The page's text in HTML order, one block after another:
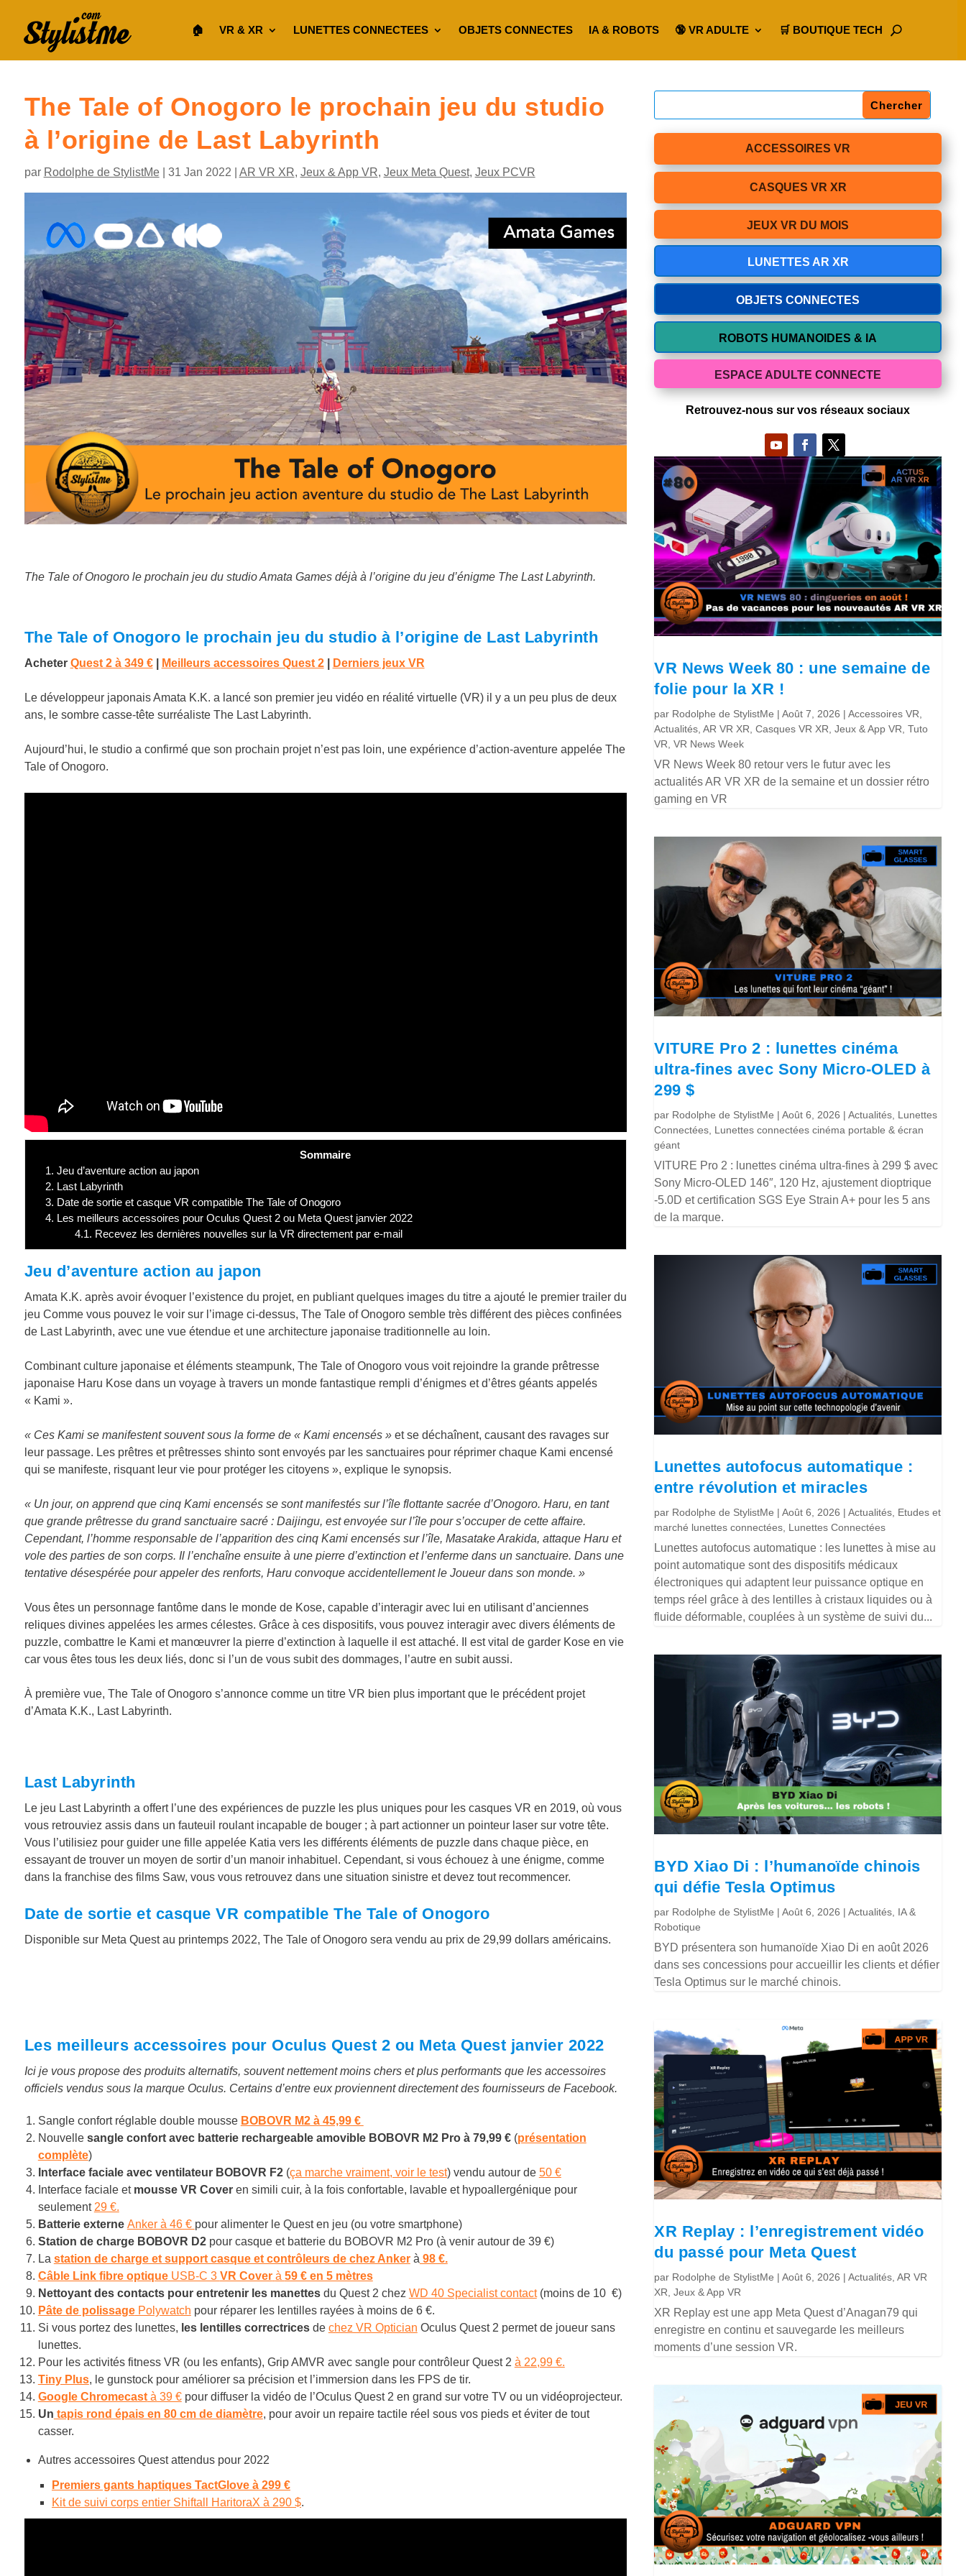
🏠︎ VR & XR LUNETTES CONNECTEES OBJETS CONNECTES IA & ROBOTS 🔞 VR ADULTE 🛒 BOUTIQUE TECH
The Tale of Onogoro le prochain jeu du studio
à l’origine de Last Labyrinth
par Rodolphe de StylistMe| 31 Jan 2022 AR VR XR, Jeux & App VR, Jeux Meta Quest, Jeux PCVR
The Tale of Onogoro le prochain jeu du studio Amata Games déjà à l’origine du jeu d’énigme The Last Labyrinth.
The Tale of Onogoro le prochain jeu du studio à l’origine de Last Labyrinth
Acheter Quest 2 à 349 € Meilleurs accessoires Quest 2 Derniers jeux VR
Le développeur japonais Amata K.K. a lancé son premier jeu vidéo en réalité virtuelle (VR) il y a un peu plus de deux
ans, le sombre casse-tête surréaliste The Last Labyrinth.
Aujourd’hui, le studio a confirmé que son prochain projet n’est pas loin, une expérience d’action-aventure appelée The
Tale of Onogoro.
Sommaire
1. Jeu d’aventure action au japon
2. Last Labyrinth
3. Date de sortie et casque VR compatible The Tale of Onogoro
4. Les meilleurs accessoires pour Oculus Quest 2 ou Meta Quest janvier 2022
4.1. Recevez les dernières nouvelles sur la VR directement par e-mail
Jeu d’aventure action au japon
Amata K.K. après avoir évoquer l’existence du projet, en publiant quelques images du titre a ajouté le premier trailer du
jeu Comme vous pouvez le voir sur l’image ci-dessus, The Tale of Onogoro semble très différent des pièces confinées
de Last Labyrinth, avec une vue étendue et une architecture japonaise traditionnelle au loin.
Combinant culture japonaise et éléments steampunk, The Tale of Onogoro vous voit rejoindre la grande prêtresse
japonaise Haru Kose dans un voyage à travers un monde fantastique rempli d’énigmes et d’êtres géants appelés
« Kami ».
« Ces Kami se manifestent souvent sous la forme de « Kami encensés »et se déchaînent, causant des ravages sur
leur passage. Les prêtres et prêtresses shinto sont envoyés par les sanctuaires pour réprimer chaque Kami encensé
qui se manifeste, risquant leur vie pour protéger les citoyens », explique le synopsis.
« Un jour, on apprend que cinq Kami encensés se sont manifestés sur l’île flottante sacrée d’Onogoro. Haru, en tant
que grande prêtresse du grand sanctuaire sacré : Daijingu, est envoyée sur l’île pour s’occuper de cette affaire.
Cependant, l’homme responsable de l’apparition des cinq Kami encensés sur l’île, Masatake Arakida, attaque Haru et
vole des parties de son corps. Il l’enchaîne ensuite à une pierre d’extinction et l’enferme dans un sanctuaire. Dans une
tentative désespérée pour appeler des renforts, Haru convoque accidentellement le Joueur dans son monde. »
Vous êtes un personnage fantôme dans le monde de Kose, capable d’interagir avec lui en utilisant d’anciennes
reliques divines appelées les armes célestes. Grâce à ces dispositifs, vous pouvez interagir avec divers éléments de
puzzle, combattre le Kami et manœuvrer la pierre d’extinction à laquelle il est attaché. Il est vital de garder Kose en vie
car vous êtes tous les deux liés, donc si l’un de vous subit des dommages, l’autre en subit aussi.
À première vue, The Tale of Onogoro s’annonce comme un titre VR bien plus important que le précédent projet
d’Amata K.K., Last Labyrinth.
Last Labyrinth
Le jeu Last Labyrinth a offert l’une des expériences de puzzle les plus uniques pour les casques VR en 2019, où vous
vous retrouviez assis dans un fauteuil roulant incapable de bouger ; à part actionner un pointeur laser sur votre tête.
Vous l’utilisiez pour guider une fille appelée Katia vers les différents éléments de puzzle dans chaque pièce, en
essayant de trouver un moyen de sortir d’un manoir inhabituel. Cependant, si vous échouez à une énigme, comme
dans la franchise des films Saw, vous vous retrouvez dans une situation sinistre et devez tout recommencer.
Date de sortie et casque VR compatible The Tale of Onogoro
Disponible sur Meta Quest au printemps 2022, The Tale of Onogoro sera vendu au prix de 29,99 dollars américains.
Les meilleurs accessoires pour Oculus Quest 2 ou Meta Quest janvier 2022
Ici je vous propose des produits alternatifs, souvent nettement moins chers et plus performants que les accessoires
officiels vendus sous la marque Oculus. Certains d’entre eux proviennent directement des fournisseurs de Facebook.
Sangle confort réglable double mousse BOBOVR M2 à 45,99 €
Nouvelle sangle confort avec batterie rechargeable amovible BOBOVR M2 Pro à 79,99 €(présentation
complète)
Interface faciale avec ventilateur BOBOVR F2(ça marche vraiment, voir le test) vendu autour de 50 €
Interface faciale et mousse VR Coveren simili cuir, à la fois confortable, lavable et hypoallergénique pour
seulement 29 €.
Batterie externe Anker à 46 € pour alimenter le Quest en jeu (ou votre smartphone)
Station de charge BOBOVR D2pour casque et batterie du BOBOVR M2 Pro (à venir autour de 39 €)
La station de charge et support casque et contrôleurs de chez Ankerà 98 €.
Câble Link fibre optiqueUSB-C 3 VR Cover à 59 € en 5 mètres
Nettoyant des contacts pour entretenir les manettesdu Quest 2 chez WD 40 Specialist contact(moins de 10 €)
Pâte de polissagePolywatch pour réparer les lentilles rayées à moins de 6 €.
Si vous portez des lunettes, les lentilles correctricesde chez VR Optician Oculus Quest 2 permet de joueur sans
lunettes.
Pour les activités fitness VR (ou les enfants), Grip AMVR avec sangle pour contrôleur Quest 2 à 22,99 €.
Tiny Plus, le gunstock pour améliorer sa précision et l’immersion dans les FPS de tir.
Google Chromecastà 39 €pour diffuser la vidéo de l’Oculus Quest 2 en grand sur votre TV ou un vidéoprojecteur.
Un tapis rond épais en 80 cm de diamètre, pour avoir un repaire tactile réel sous vos pieds et éviter de tout
casser.
Autres accessoires Quest attendus pour 2022
Premiers gants haptiques TactGlove à 299 €
Kit de suivi corps entier Shiftall HaritoraX à 290 $.
ACCESSOIRES VR
CASQUES VR XR
JEUX VR DU MOIS
LUNETTES AR XR
OBJETS CONNECTES
ROBOTS HUMANOIDES & IA
ESPACE ADULTE CONNECTE
Retrouvez-nous sur vos réseaux sociaux
VR News Week 80 : une semaine de
folie pour la XR !
par Rodolphe de StylistMe |Août 7, 2026 |Accessoires VR
Actualités ,AR VR XR ,Casques VR XR ,Jeux & App VR ,Tuto
VR ,VR News Week
VR News Week 80 retour vers le futur avec les
actualités AR VR XR de la semaine et un dossier rétro
gaming en VR
VITURE Pro 2 : lunettes cinéma
ultra-fines avec Sony Micro-OLED à
299 $
par Rodolphe de StylistMe |Août 6, 2026 |Actualités Lunettes
Connectées Lunettes connectées cinéma portable & écran
géant
VITURE Pro 2 : lunettes cinéma ultra-fines à 299 $ avec
Sony Micro-OLED 146″, 120 Hz, ajustement dioptrique
-5.0D et certification SGS Eye Strain A+ pour les 5 ans
de la marque.
Lunettes autofocus automatique :
entre révolution et miracles
par Rodolphe de StylistMe |Août 6, 2026 |Actualités Etudes et
marché lunettes connectées Lunettes Connectées
Lunettes autofocus automatique : les lunettes à mise au
point automatique sont des dispositifs médicaux
électroniques qui adaptent leur puissance optique en
temps réel grâce à des lentilles à cristaux liquides ou à
fluide déformable, couplées à un système de suivi du...
BYD Xiao Di : l’humanoïde chinois
qui défie Tesla Optimus
par Rodolphe de StylistMe |Août 6, 2026 |Actualités IA &
Robotique
BYD présentera son humanoïde Xiao Di en août 2026
dans ses concessions pour accueillir les clients et défier
Tesla Optimus sur le marché chinois.
XR Replay : l’enregistrement vidéo
du passé pour Meta Quest
par Rodolphe de StylistMe |Août 6, 2026 |Actualités ,AR VR
XR ,Jeux & App VR
XR Replay est une app Meta Quest d’Anagan79 qui
enregistre en continu et sauvegarde les meilleurs
moments d’une session VR.